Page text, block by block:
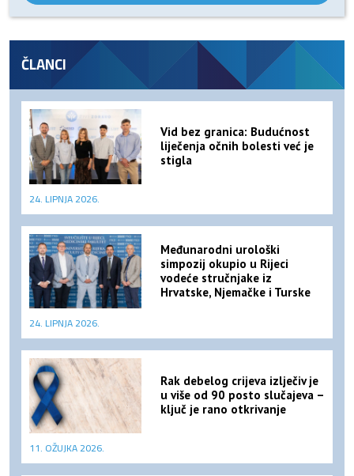
ČLANCI
Vid bez granica: Budućnost
liječenja očnih bolesti već je
stigla
24. LIPNJA 2026.
Međunarodni urološki
simpozij okupio u Rijeci
vodeće stručnjake iz
Hrvatske, Njemačke i Turske
24. LIPNJA 2026.
Rak debelog crijeva izlječiv je
u više od 90 posto slučajeva –
ključ je rano otkrivanje
11. OŽUJKA 2026.